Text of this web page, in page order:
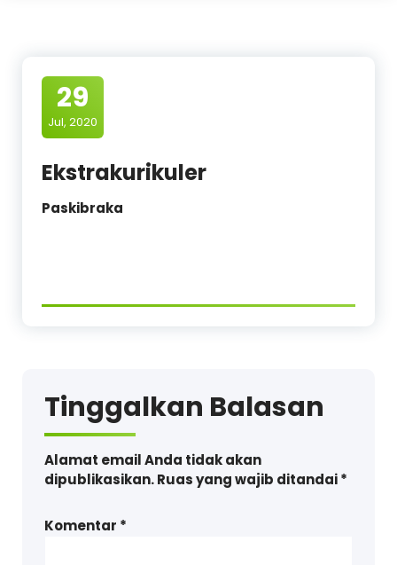
29
Jul, 2020
Ekstrakurikuler
Paskibraka
Tinggalkan Balasan
Alamat email Anda tidak akan
dipublikasikan.Ruas yang wajib ditandai*
Komentar *